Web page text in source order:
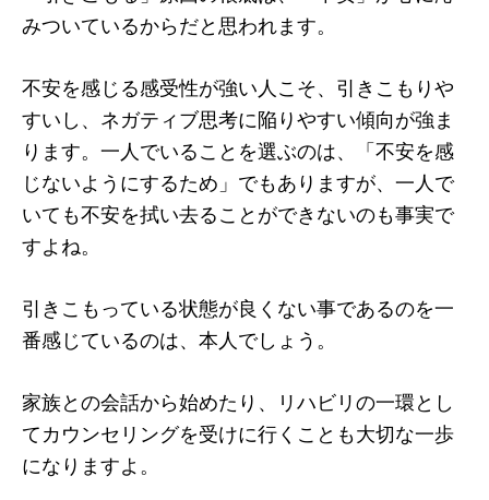
みついているからだと思われます。
不安を感じる感受性が強い人こそ、引きこもりや
すいし、ネガティブ思考に陥りやすい傾向が強ま
ります。一人でいることを選ぶのは、「不安を感
じないようにするため」でもありますが、一人で
いても不安を拭い去ることができないのも事実で
すよね。
引きこもっている状態が良くない事であるのを一
番感じているのは、本人でしょう。
家族との会話から始めたり、リハビリの一環とし
てカウンセリングを受けに行くことも大切な一歩
になりますよ。